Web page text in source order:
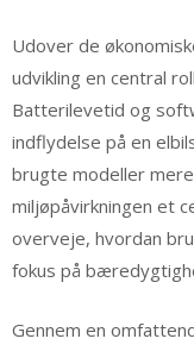
Udover de
udvikling en central
Batterilevetid og
indflydelse på en
brugte modeller
miljøpåvirkningen et
overveje, hvordan
fokus på
Gennem en